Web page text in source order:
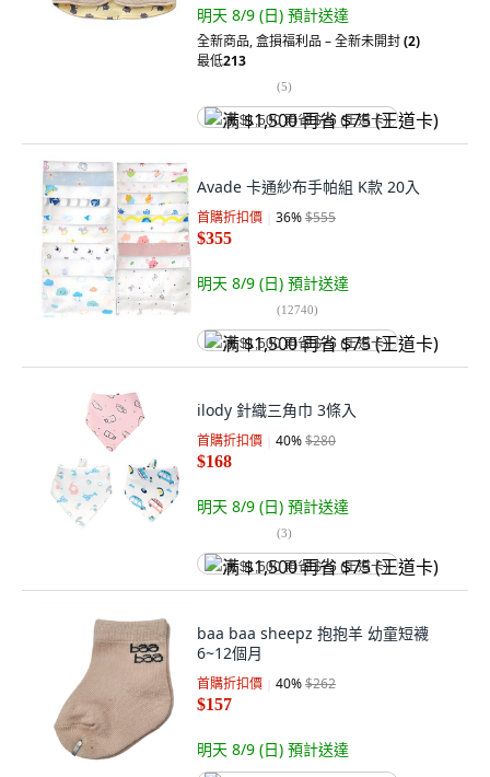
明天 8/9 (日) 預計送達
全新商品,盒損福利品 – 全新未開封(2)
最低213
(5)
满 $1,500 再省 $75 (王道卡)
Avade 卡通紗布手帕組 K款 20入
首購折扣價 36%$555
$355
明天 8/9 (日) 預計送達
(12740)
满 $1,500 再省 $75 (王道卡)
ilody 針織三角巾 3條入
首購折扣價 40%$280
$168
明天 8/9 (日) 預計送達
(3)
满 $1,500 再省 $75 (王道卡)
baa baa sheepz 抱抱羊 幼童短襪
6~12個月
首購折扣價 40%$262
$157
明天 8/9 (日) 預計送達